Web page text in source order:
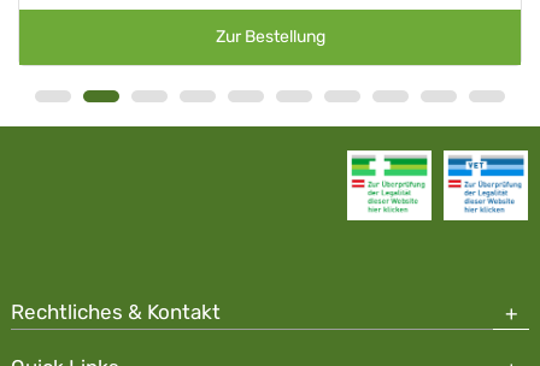
Zur Bestellung
Rechtliches & Kontakt